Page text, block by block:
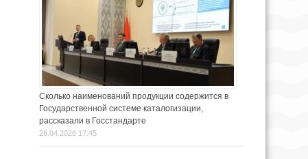
Сколько наименований продукции содержится в
Государственной системе каталогизации,
рассказали в Госстандарте
28.04.2026 17:45